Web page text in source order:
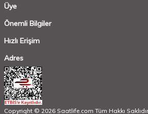
Üye
Önemli Bilgiler
Hızlı Erişim
Adres
Copyright © 2026 Saatlife.com Tüm Hakkı